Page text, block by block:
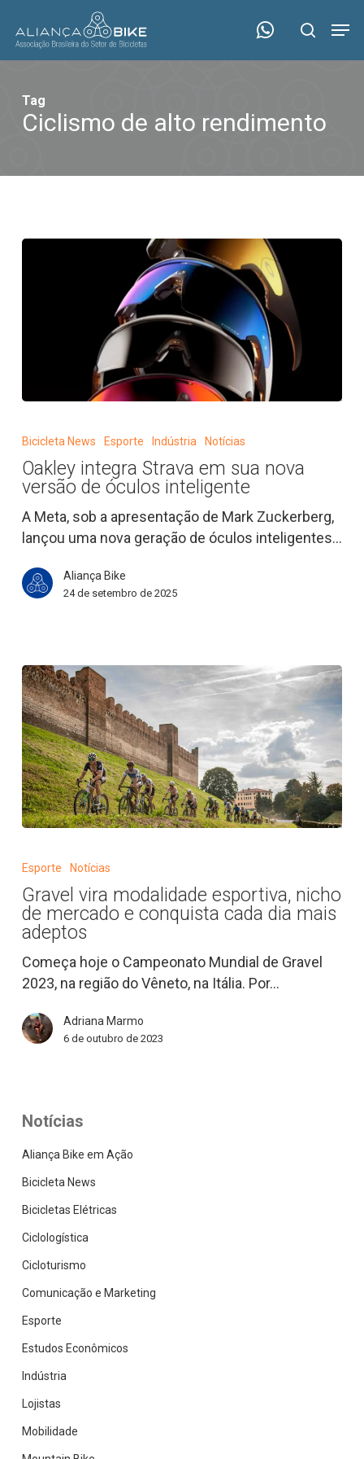
main
search
Tag
Ciclismo de alto rendimento
integra
em
sua
nova
versão
óculos
inteligente
Bicicleta News Esporte Indústria Notícias
Oakley integra Strava em sua nova
versão de óculos inteligente
A Meta, sob a apresentação de Mark Zuckerberg,
lançou uma nova geração de óculos inteligentes…
Aliança Bike
24 de setembro de 2025
modalidade
esportiva,
nicho
de
mercado
e
cada
dia
Esporte Notícias
Gravel vira modalidade esportiva, nicho
de mercado e conquista cada dia mais
adeptos
Começa hoje o Campeonato Mundial de Gravel
2023, na região do Vêneto, na Itália. Por…
Adriana Marmo
6 de outubro de 2023
Notícias
Aliança Bike em Ação
Bicicleta News
Bicicletas Elétricas
Ciclologística
Cicloturismo
Comunicação e Marketing
Esporte
Estudos Econômicos
Indústria
Lojistas
Mobilidade